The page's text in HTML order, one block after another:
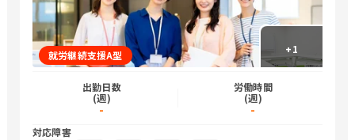
+1
就労継続支援A型
出勤日数
(週)
-
労働時間
(週)
-
対応障害